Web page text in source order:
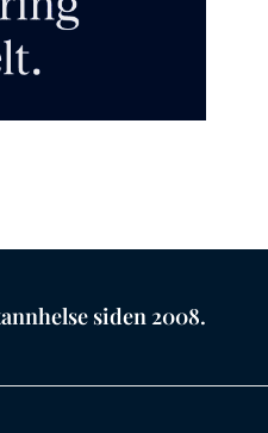
siden 2008.